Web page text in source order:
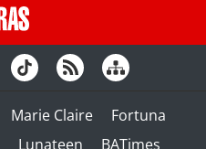
Marie Claire
Fortuna
Lunateen BATimes